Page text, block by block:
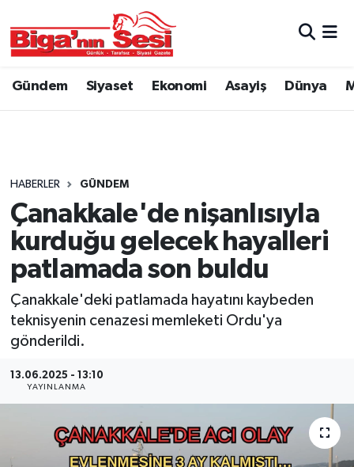
Gündem Siyaset Ekonomi Asayiş Dünya
HABERLER GÜNDEM
Çanakkale'de nişanlısıyla
kurduğu gelecek hayalleri
patlamada son buldu
Çanakkale'deki patlamada hayatını kaybeden
teknisyenin cenazesi memleketi Ordu'ya
gönderildi.
13.06.2025 - 13:10
YAYINLANMA
Asayiş
Belediye
Dünya
Eğitim
Ekonomi
Genel
Gündem
Hava Durumu
Çanakkale Hava Durumu
Tüm Manşetler
Son Dakika Haberleri
Haber Arşivi